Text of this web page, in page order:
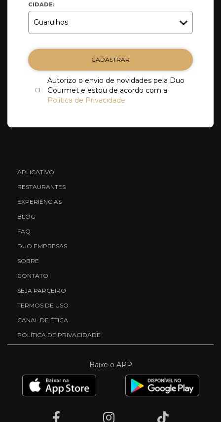
CIDADE:
CADASTRAR
Autorizo o envio de novidades pela Duo
Gourmet e estou de acordo com a
Política de Privacidade
APLICATIVO
RESTAURANTES
EXPERIÊNCIAS
BLOG
FAQ
DUO EMPRESAS
SOBRE
CONTATO
SEJA PARCEIRO
TERMOS DE USO
CANAL DE ÉTICA
POLÍTICA DE PRIVACIDADE
Baixe o APP